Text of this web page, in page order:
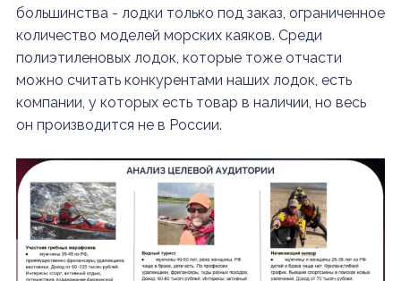
большинства - лодки только под заказ, ограниченное
количество моделей морских каяков. Среди
полиэтиленовых лодок, которые тоже отчасти
можно считать конкурентами наших лодок, есть
компании, у которых есть товар в наличии, но весь
он производится не в России.